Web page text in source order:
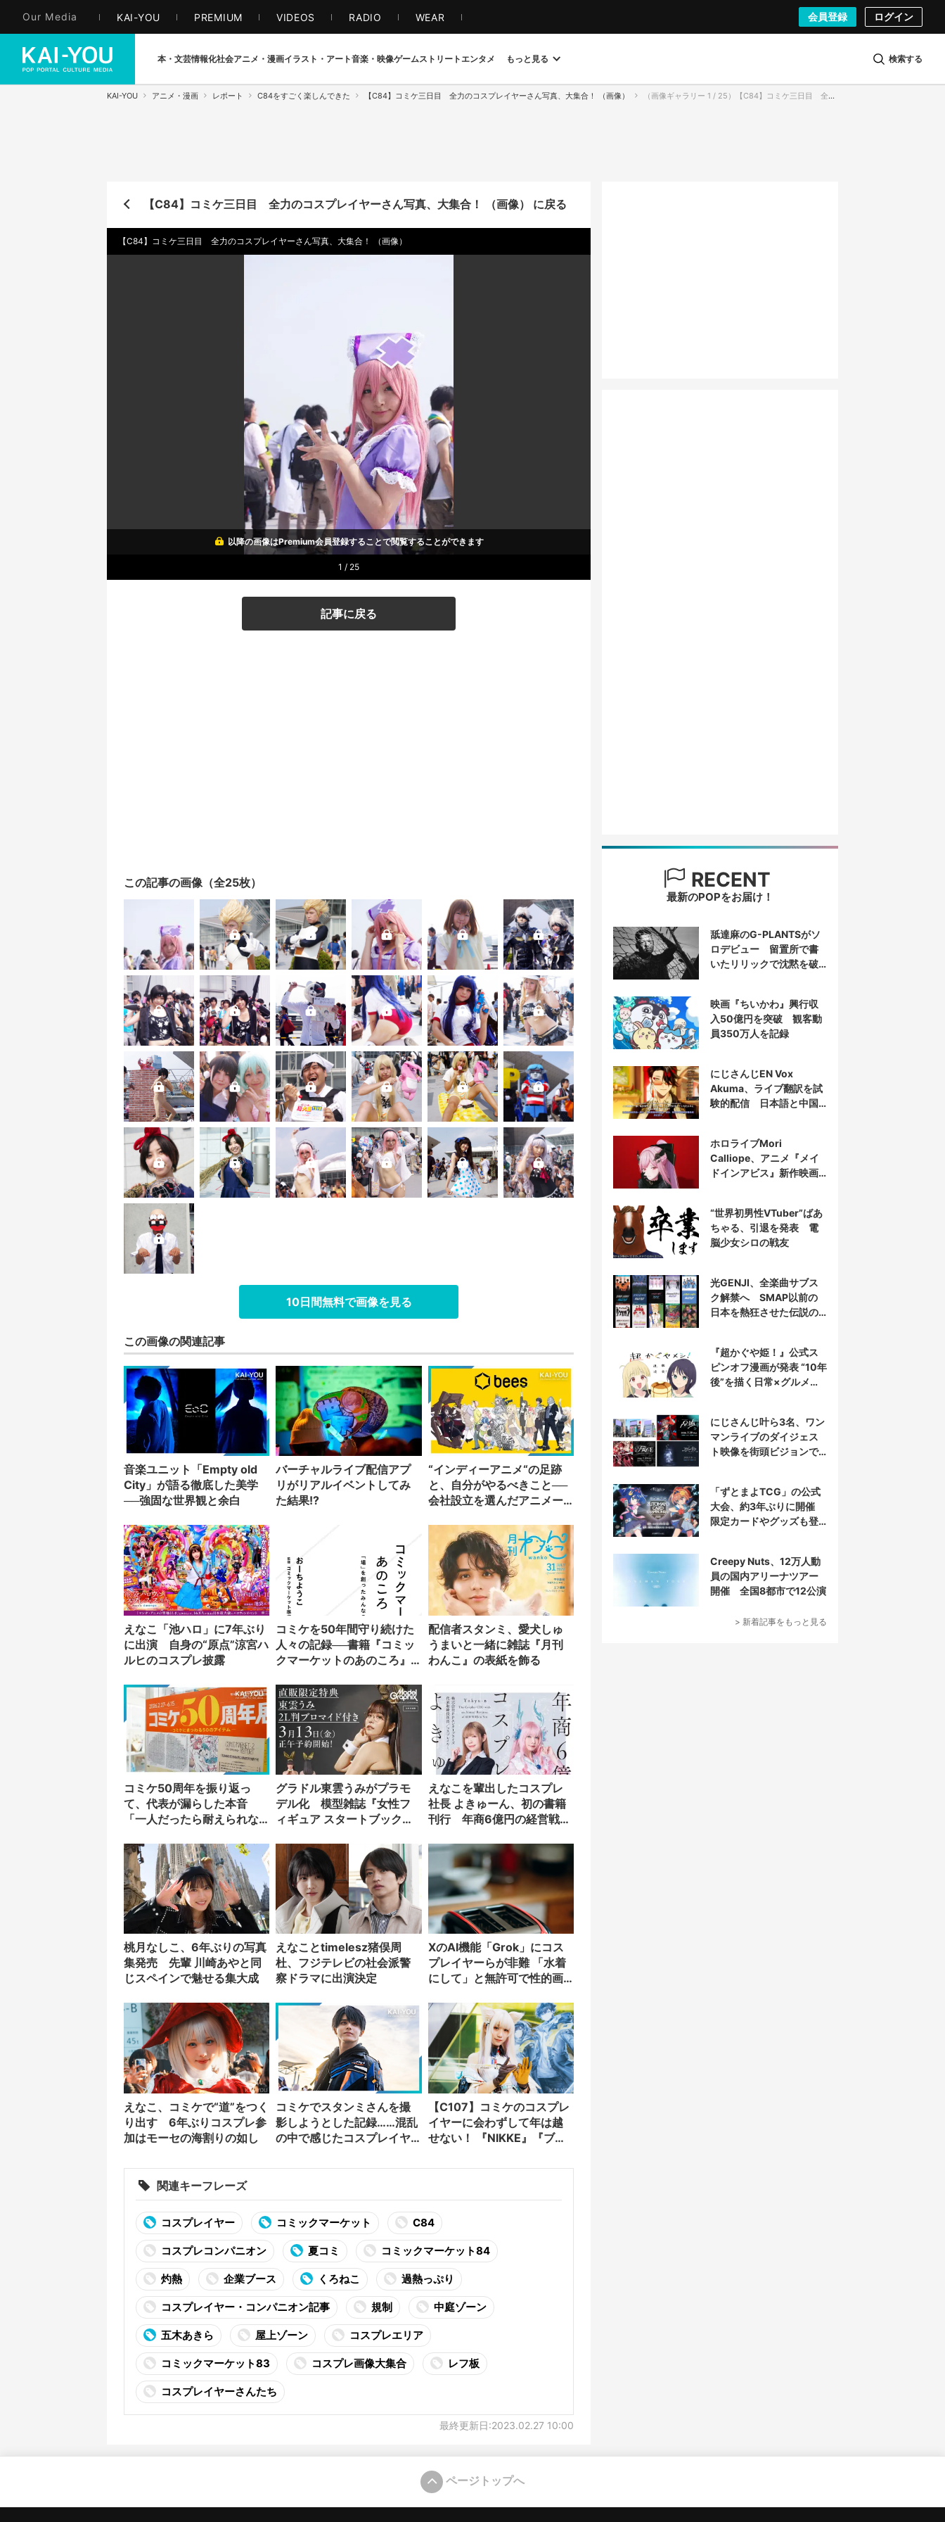
Our Media KAI-YOU PREMIUM VIDEOS RADIO WEAR 会員登録 ログイン
本・文芸情報化社会アニメ・漫画イラスト・アート音楽・映像ゲームストリート エンタメ もっと見る 検索する
KAI-YOU アニメ・漫画 レポート C84をすごく楽しんできた 【C84】コミケ三日目 全力のコスプレイヤーさん写真、大集合！ （画像） （画像ギャラリー 1 / 25）【C84】コミケ三日目 全力のコスプレイヤーさん写真、大集合！ （画像）
【C84】コミケ三日目 全力のコスプレイヤーさん写真、大集合！ （画像） に戻る
【C84】コミケ三日目 全力のコスプレイヤーさん写真、大集合！ （画像）
以降の画像はPremium会員登録することで閲覧することができます
1 / 25
記事に戻る
この記事の画像（全25枚）
10日間無料で画像を見る
この画像の関連記事
音楽ユニット「Empty old
City」が語る徹底した美学
──強固な世界観と余白
バーチャルライブ配信アプ
リがリアルイベントしてみ
た結果!?
“インディーアニメ“の足跡
と、自分がやるべきこと──
会社設立を選んだアニメー
えなこ「池ハロ」に7年ぶり
に出演 自身の“原点”涼宮ハ
ルヒのコスプレ披露
コミケを50年間守り続けた
人々の記録──書籍『コミッ
クマーケットのあのころ』
配信者スタンミ、愛犬しゅ
うまいと一緒に雑誌『月刊
わんこ』の表紙を飾る
コミケ50周年を振り返っ
て、代表が漏らした本音
「一人だったら耐えられな
グラドル東雲うみがプラモ
デル化 模型雑誌『女性フ
ィギュア スタートブック』
えなこを輩出したコスプレ
社長 よきゅーん、初の書籍
刊行 年商6億円の経営戦略
桃月なしこ、6年ぶりの写真
集発売 先輩 川崎あやと同
じスペインで魅せる集大成
えなことtimelesz猪俣周
杜、フジテレビの社会派警
察ドラマに出演決定
XのAI機能「Grok」にコス
プレイヤーらが非難 「水着
にして」と無許可で性的画
えなこ、コミケで“道”をつく
り出す 6年ぶりコスプレ参
加はモーセの海割りの如し
コミケでスタンミさんを撮
影しようとした記録……混乱
の中で感じたコスプレイヤ
【C107】コミケのコスプレ
イヤーに会わずして年は越
せない！ 『NIKKE』『ブラ
関連キーフレーズ
コスプレイヤー コミックマーケット C84
コスプレコンパニオン 夏コミ コミックマーケット84
灼熱 企業ブース くろねこ 過熱っぷり
コスプレイヤー・コンパニオン記事 規制 中庭ゾーン
五木あきら 屋上ゾーン コスプレエリア
コミックマーケット83 コスプレ画像大集合 レフ板
コスプレイヤーさんたち
最終更新日:2023.02.27 10:00
RECENT
最新のPOPをお届け！
舐達麻のG-PLANTSがソ
ロデビュー 留置所で書
いたリリックで沈黙を破
映画『ちいかわ』興行収
入50億円を突破 観客動
員350万人を記録
にじさんじEN Vox
Akuma、ライブ翻訳を試
験的配信 日本語と中国
ホロライブMori
Calliope、アニメ『メイ
ドインアビス』新作映画
“世界初男性VTuber”ばあ
ちゃる、引退を発表 電
脳少女シロの戦友
光GENJI、全楽曲サブス
ク解禁へ SMAP以前の
日本を熱狂させた伝説の
『超かぐや姫！』公式ス
ピンオフ漫画が発表 “10年
後”を描く日常×グルメ作
にじさんじ叶ら3名、ワン
マンライブのダイジェス
ト映像を街頭ビジョンで
「ずとまよTCG」の公式
大会、約3年ぶりに開催
限定カードやグッズも登
Creepy Nuts、12万人動
員の国内アリーナツアー
開催 全国8都市で12公演
> 新着記事をもっと見る
ページトップへ